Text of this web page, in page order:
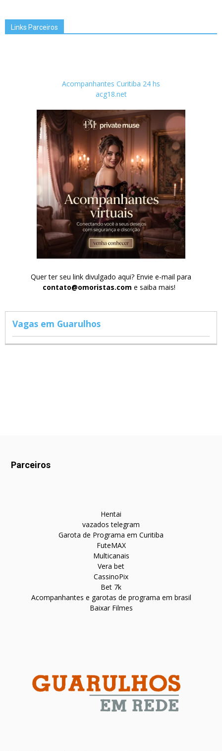
Links Parceiros
Acompanhantes Curitiba 24 hs
acg18.net
Quer ter seu link divulgado aqui? Envie e-mail para
contato@omoristas.com e saiba mais!
Vagas em Guarulhos
Parceiros
Hentai
vazados telegram
Garota de Programa em Curitiba
FuteMAX
Multicanais
Vera bet
CassinoPix
Bet 7k
Acompanhantes e garotas de programa em brasil
Baixar Filmes